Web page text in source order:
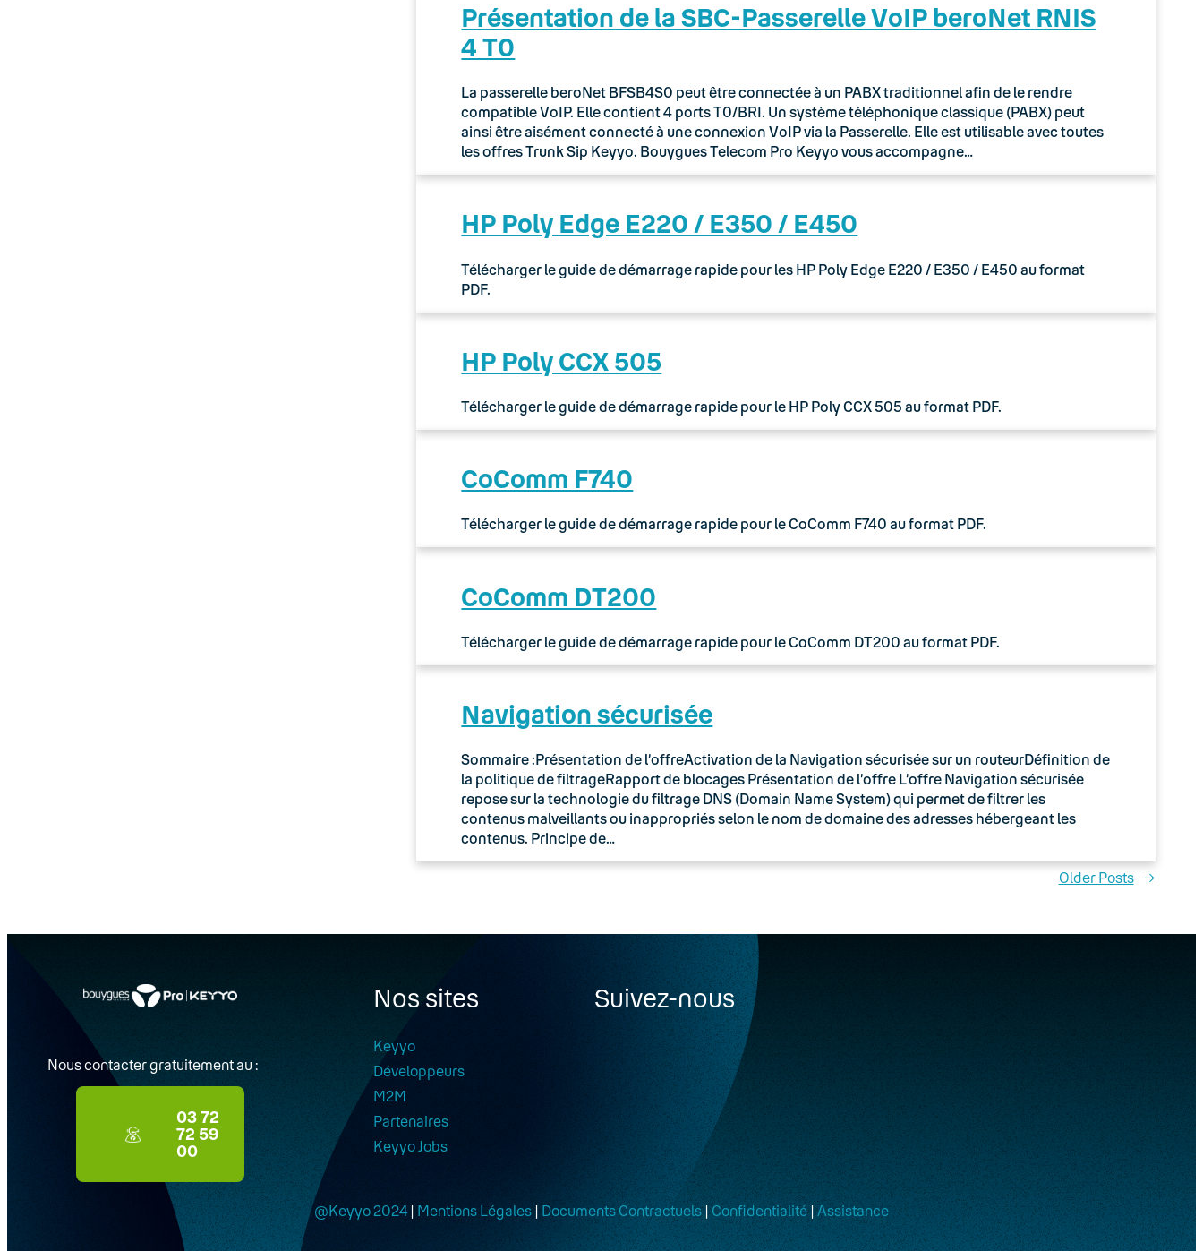
Présentation de la SBC-Passerelle VoIP beroNet RNIS
4 T0
La passerelle beroNet BFSB4S0 peut être connectée à un PABX traditionnel afin de le rendre
compatible VoIP. Elle contient 4 ports T0/BRI. Un système téléphonique classique (PABX) peut
ainsi être aisément connecté à une connexion VoIP via la Passerelle. Elle est utilisable avec toutes
les offres Trunk Sip Keyyo. Bouygues Telecom Pro Keyyo vous accompagne…
HP Poly Edge E220 / E350 / E450
Télécharger le guide de démarrage rapide pour les HP Poly Edge E220 / E350 / E450 au format
PDF.
HP Poly CCX 505
Télécharger le guide de démarrage rapide pour le HP Poly CCX 505 au format PDF.
CoComm F740
Télécharger le guide de démarrage rapide pour le CoComm F740 au format PDF.
CoComm DT200
Télécharger le guide de démarrage rapide pour le CoComm DT200 au format PDF.
Navigation sécurisée
Sommaire :Présentation de l’offreActivation de la Navigation sécurisée sur un routeurDéfinition de
la politique de filtrageRapport de blocages Présentation de l’offre L’offre Navigation sécurisée
repose sur la technologie du filtrage DNS (Domain Name System) qui permet de filtrer les
contenus malveillants ou inappropriés selon le nom de domaine des adresses hébergeant les
contenus. Principe de…
Older Posts →
Nous contacter gratuitement au :
03 72
72 59
00
Nos sites
Keyyo
Développeurs
M2M
Partenaires
Keyyo Jobs
Suivez-nous
@Keyyo 2024| Mentions Légales | Documents Contractuels|Confidentialité|Assistance